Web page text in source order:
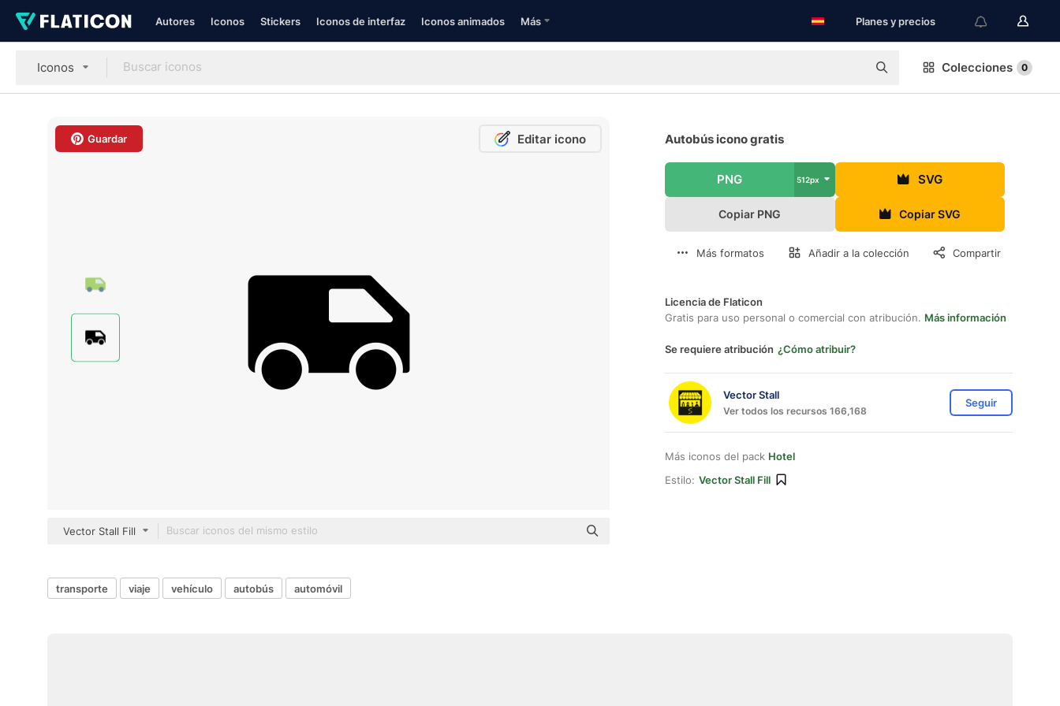
Autores Iconos Stickers Iconos de interfaz Iconos animados Más Planes y precios
Iconos Colecciones 0
Guardar Editar icono
Vector Stall Fill
Autobús icono gratis
PNG 512px SVG
Copiar PNG Copiar SVG
Más formatos Añadir a la colección Compartir
Licencia de Flaticon
Gratis para uso personal o comercial con atribución. Más información
Se requiere atribución ¿Cómo atribuir?
Vector Stall
Ver todos los recursos 166,168
Seguir
Más iconos del pack Hotel
Estilo: Vector Stall Fill
transporte viaje vehículo autobús automóvil